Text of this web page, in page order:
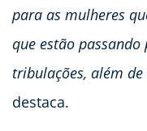
para as mulheres
que estão
tribulações, além
destaca.